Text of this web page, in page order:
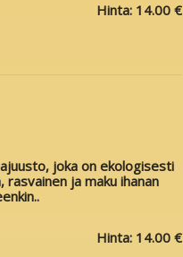
Hinta: 14.00 €
joka on ekologisesti
ja maku ihanan
Hinta: 14.00 €